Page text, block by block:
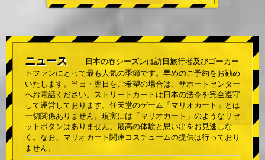
ニュース
日本の春シーズンは訪日旅行者及びゴーカー
トファンにとって最も人気の季節です。早めのご予約をお勧め
いたします。当日・翌日をご希望の場合は、サポートセンター
へお電話ください。ストリートカートは日本の法令を完全遵守
して運営しております。任天堂のゲーム「マリオカート」とは
一切関係ありません。現実には「マリオカート」のようなリセ
ットボタンはありません。最高の体験と思い出をお見逃しな
く。なお、マリオカート関連コスチュームの提供は行っており
ません。